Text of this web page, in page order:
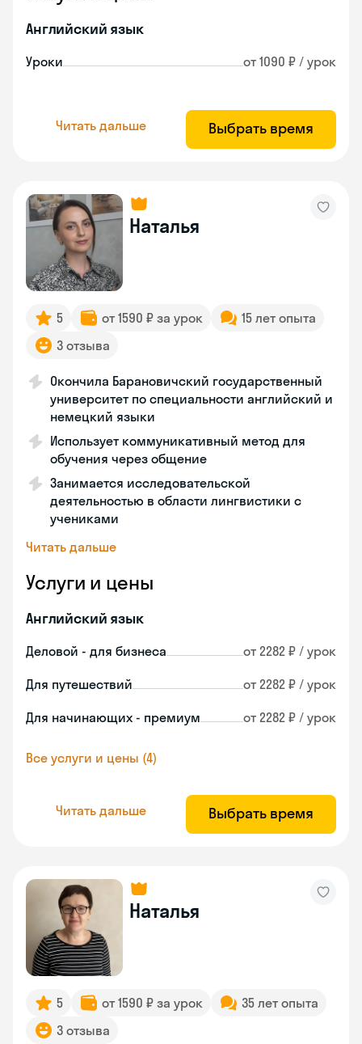
Английский язык
Уроки от 1090 ₽ / урок
Читать дальше Выбрать время
Наталья
5 от 1590 ₽ за урок
15 лет опыта
3 отзыва
Окончила Барановичский государственный
университет по специальности английский и
немецкий языки
Использует коммуникативный метод для
обучения через общение
Занимается исследовательской
деятельностью в области лингвистики с
учениками
Читать дальше
Услуги и цены
Английский язык
Деловой - для бизнеса от 2282 ₽ / урок
Для путешествий от 2282 ₽ / урок
Для начинающих - премиум от 2282 ₽ / урок
Все услуги и цены (4)
Читать дальше Выбрать время
Наталья
5 от 1590 ₽ за урок
35 лет опыта
3 отзыва